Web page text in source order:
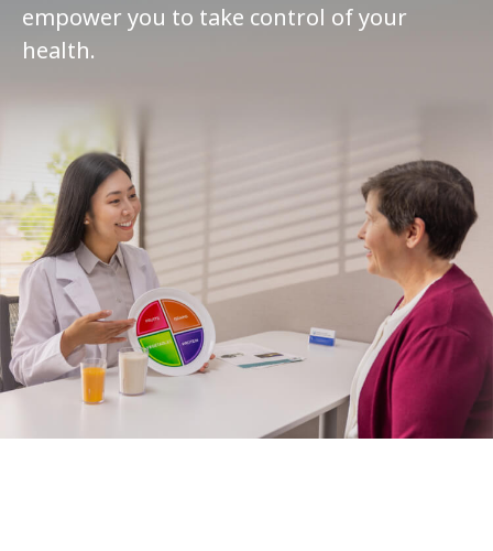
empower you to take control of your
health.